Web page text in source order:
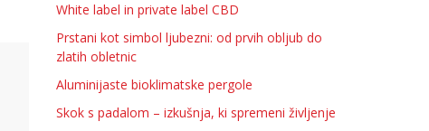
White label in private label CBD
Prstani kot simbol ljubezni: od prvih obljub do
zlatih obletnic
Aluminijaste bioklimatske pergole
Skok s padalom – izkušnja, ki spremeni življenje